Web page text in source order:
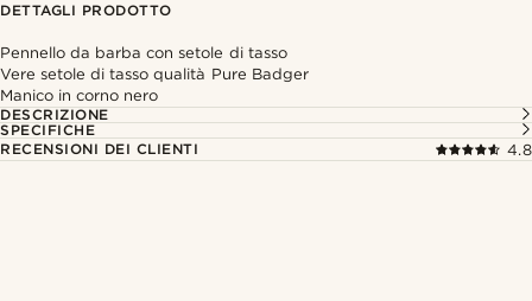
DETTAGLI PRODOTTO
Pennello da barba con setole di tasso
Vere setole di tasso qualità Pure Badger
Manico in corno nero
DESCRIZIONE
SPECIFICHE
RECENSIONI DEI CLIENTI
4.8